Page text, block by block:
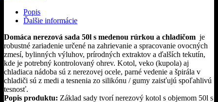
Popis
Ďalšie informácie
Domáca nerezová sada 50l s medenou rúrkou a chladičom je
robustné zariadenie určené na zahrievanie a spracovanie ovocných
zmesí, bylinných výluhov, prírodných extraktov a ďalších tekutín,
kde je potrebný kontrolovaný ohrev. Kotol, veko (kupola) aj
chladiaca nádoba sú z nerezovej ocele, parné vedenie a špirála v
chladiči sú z medi a tesnenia zo silikónu / gumy zaisťujú spoľahlivú
tesnosť.
Popis produktu: Základ sady tvorí nerezový kotol s objemom 50l s